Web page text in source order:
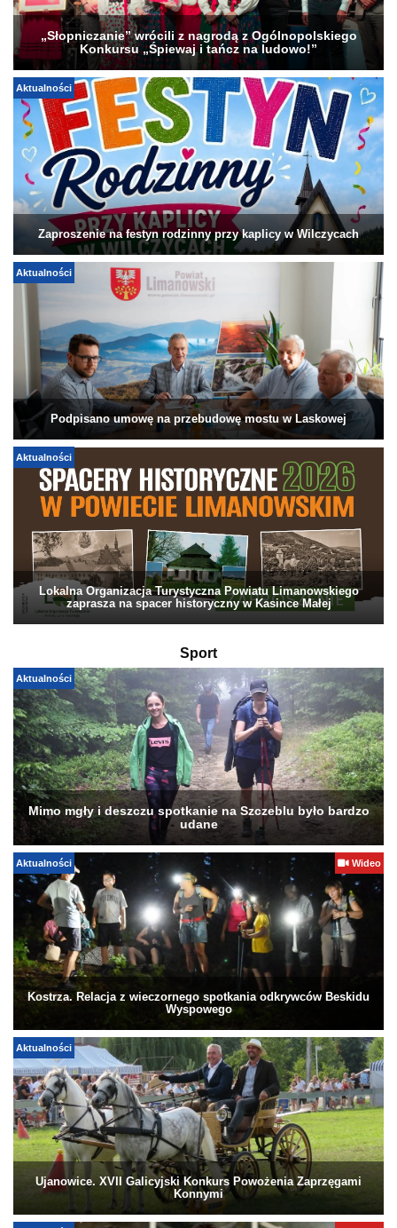
„Słopniczanie” wrócili z nagrodą z Ogólnopolskiego
Konkursu „Śpiewaj i tańcz na ludowo!”
Aktualności
Zaproszenie na festyn rodzinny przy kaplicy w Wilczycach
Aktualności
Podpisano umowę na przebudowę mostu w Laskowej
Aktualności
Lokalna Organizacja Turystyczna Powiatu Limanowskiego
zaprasza na spacer historyczny w Kasince Małej
Sport
Aktualności
Mimo mgły i deszczu spotkanie na Szczeblu było bardzo
udane
Aktualności Wideo
Kostrza. Relacja z wieczornego spotkania odkrywców Beskidu
Wyspowego
Aktualności
Ujanowice. XVII Galicyjski Konkurs Powożenia Zaprzęgami
Konnymi